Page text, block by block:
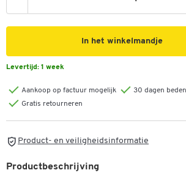
In het winkelmandje
Levertijd: 1 week
Aankoop op factuur mogelijk
30 dagen
Gratis retourneren
Product- en veiligheidsinformatie
Productbeschrijving